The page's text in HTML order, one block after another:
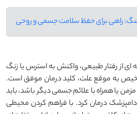
راهی برای حفظ سلامت جسمی و روحی
از رفتار طبیعی، واکنش به استرس یا زنگ
به موقع علت، کلید درمان موفق است.
یا همراه با علائم جسمی دیگر باشد، باید
درمان کرد. با فراهم کردن محیطی